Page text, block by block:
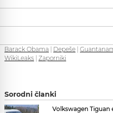
Barack Obama Depeše
WikiLeaks Zaporniki
Sorodni članki
Volkswagen